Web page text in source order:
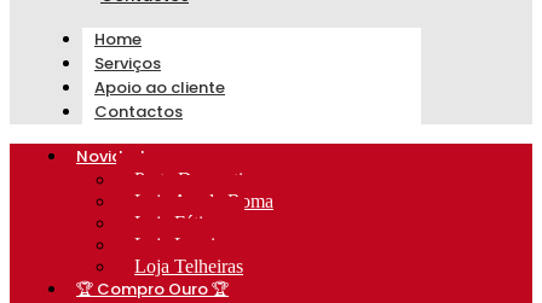
Home
Serviços
Apoio ao cliente
Contactos
Novidades
Prata Decorativa
Loja Av. de Roma
Loja Fátima
Loja Lumiar
Loja Telheiras
🏆 Compro Ouro 🏆